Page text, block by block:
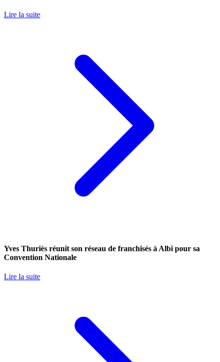
Lire la suite
Yves Thuriès réunit son réseau de franchisés à Albi pour sa
Convention Nationale
Lire la suite